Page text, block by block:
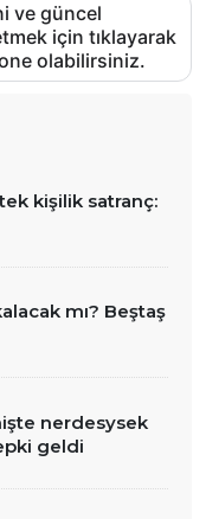
ve güncel
için tıklayarak
olabilirsiniz.
kişilik satranç:
mı? Beştaş
nerdesysek
geldi